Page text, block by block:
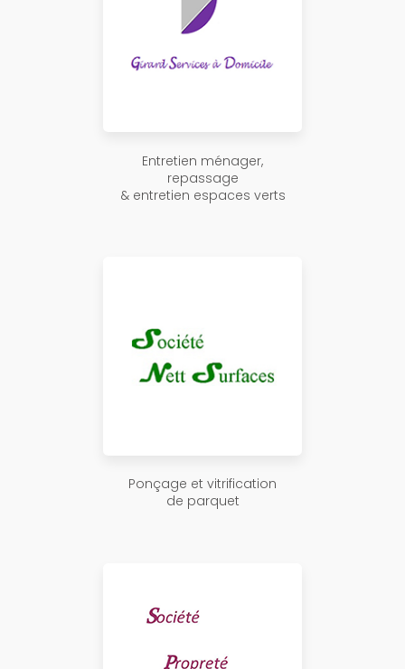
Entretien ménager,
repassage
& entretien espaces verts
Ponçage et vitrification
de parquet